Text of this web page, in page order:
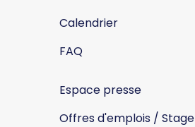
Calendrier
FAQ
Espace presse
Offres d'emplois / Stage